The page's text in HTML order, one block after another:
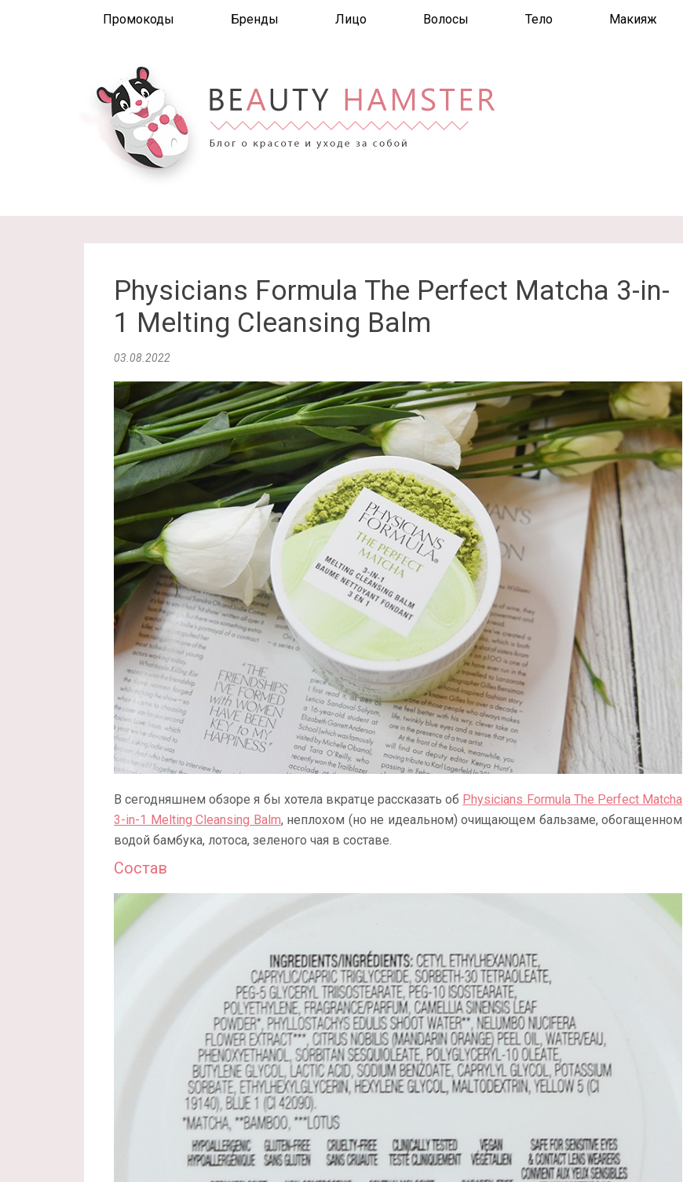
Промокоды Бренды Лицо Волосы Тело Макияж
Physicians Formula The Perfect Matcha 3-in-
1 Melting Cleansing Balm
03.08.2022
В сегодняшнем обзоре я бы хотела вкратце рассказать об Physicians Formula The Perfect Matcha
3-in-1 Melting Cleansing Balm, неплохом (но не идеальном) очищающем бальзаме, обогащенном
водой бамбука, лотоса, зеленого чая в составе.
Состав